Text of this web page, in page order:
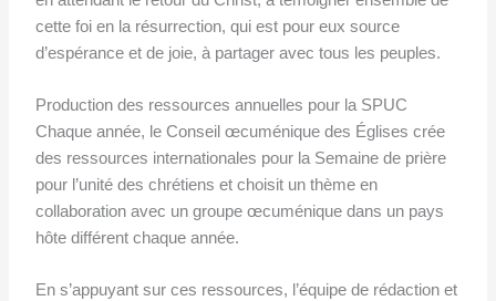
cette foi en la résurrection, qui est pour eux source
d’espérance et de joie, à partager avec tous les peuples.
Production des ressources annuelles pour la SPUC
Chaque année, le Conseil œcuménique des Églises crée
des ressources internationales pour la Semaine de prière
pour l’unité des chrétiens et choisit un thème en
collaboration avec un groupe œcuménique dans un pays
hôte différent chaque année.
En s’appuyant sur ces ressources, l’équipe de rédaction et